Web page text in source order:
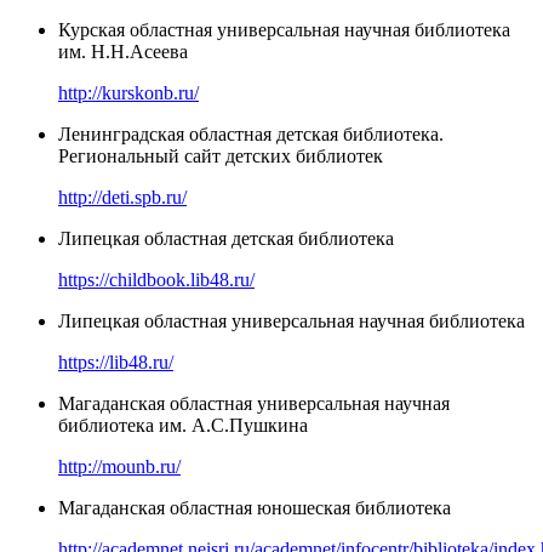
Курская областная универсальная научная библиотека
им. Н.Н.Асеева
http://kurskonb.ru/
Ленинградская областная детская библиотека.
Региональный сайт детских библиотек
http://deti.spb.ru/
Липецкая областная детская библиотека
https://childbook.lib48.ru/
Липецкая областная универсальная научная библиотека
https://lib48.ru/
Магаданская областная универсальная научная
библиотека им. А.С.Пушкина
http://mounb.ru/
Магаданская областная юношеская библиотека